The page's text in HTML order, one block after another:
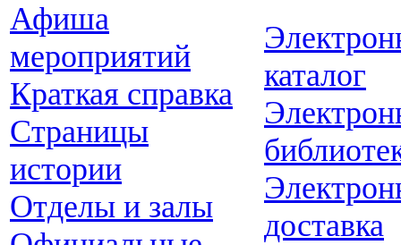
Афиша
мероприятий
Краткая справка
Страницы
истории
Отделы и залы
каталог
доставка